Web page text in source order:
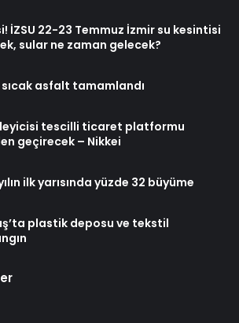
İZSU 22-23 Temmuz İzmir su kesintisi
sular ne zaman gelecek?
sıcak asfalt tamamlandı
tescilli ticaret platformu
geçirecek – Nikkei
ilk yarısında yüzde 32 büyüme
plastik deposu ve tekstil